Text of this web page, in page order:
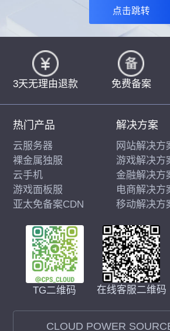
点击跳转
3天无理由退款 免费备案
TG二维码 在线客服二维码
CLOUD POWER
热门产品
云服务器
裸金属独服
云手机
游戏面板服
亚太免备案CDN
解决方案
网站解决方
游戏解决方
金融解决方
电商解决方
移动解决方